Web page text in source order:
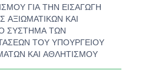
ΓΙΑ ΤΗΝ ΕΙΣΑΓΩΓΗ
ΑΞΙΩΜΑΤΙΚΩΝ ΚΑΙ
ΣΥΣΤΗΜΑ ΤΩΝ
ΤΟΥ ΥΠΟΥΡΓΕΙΟΥ
ΚΑΙ ΑΘΛΗΤΙΣΜΟΥ